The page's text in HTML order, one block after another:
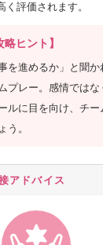
く評価されます。
略ヒント】
を進めるか」と聞
プレー。感情ではな
ルに目を向け、チー
う。
アドバイス